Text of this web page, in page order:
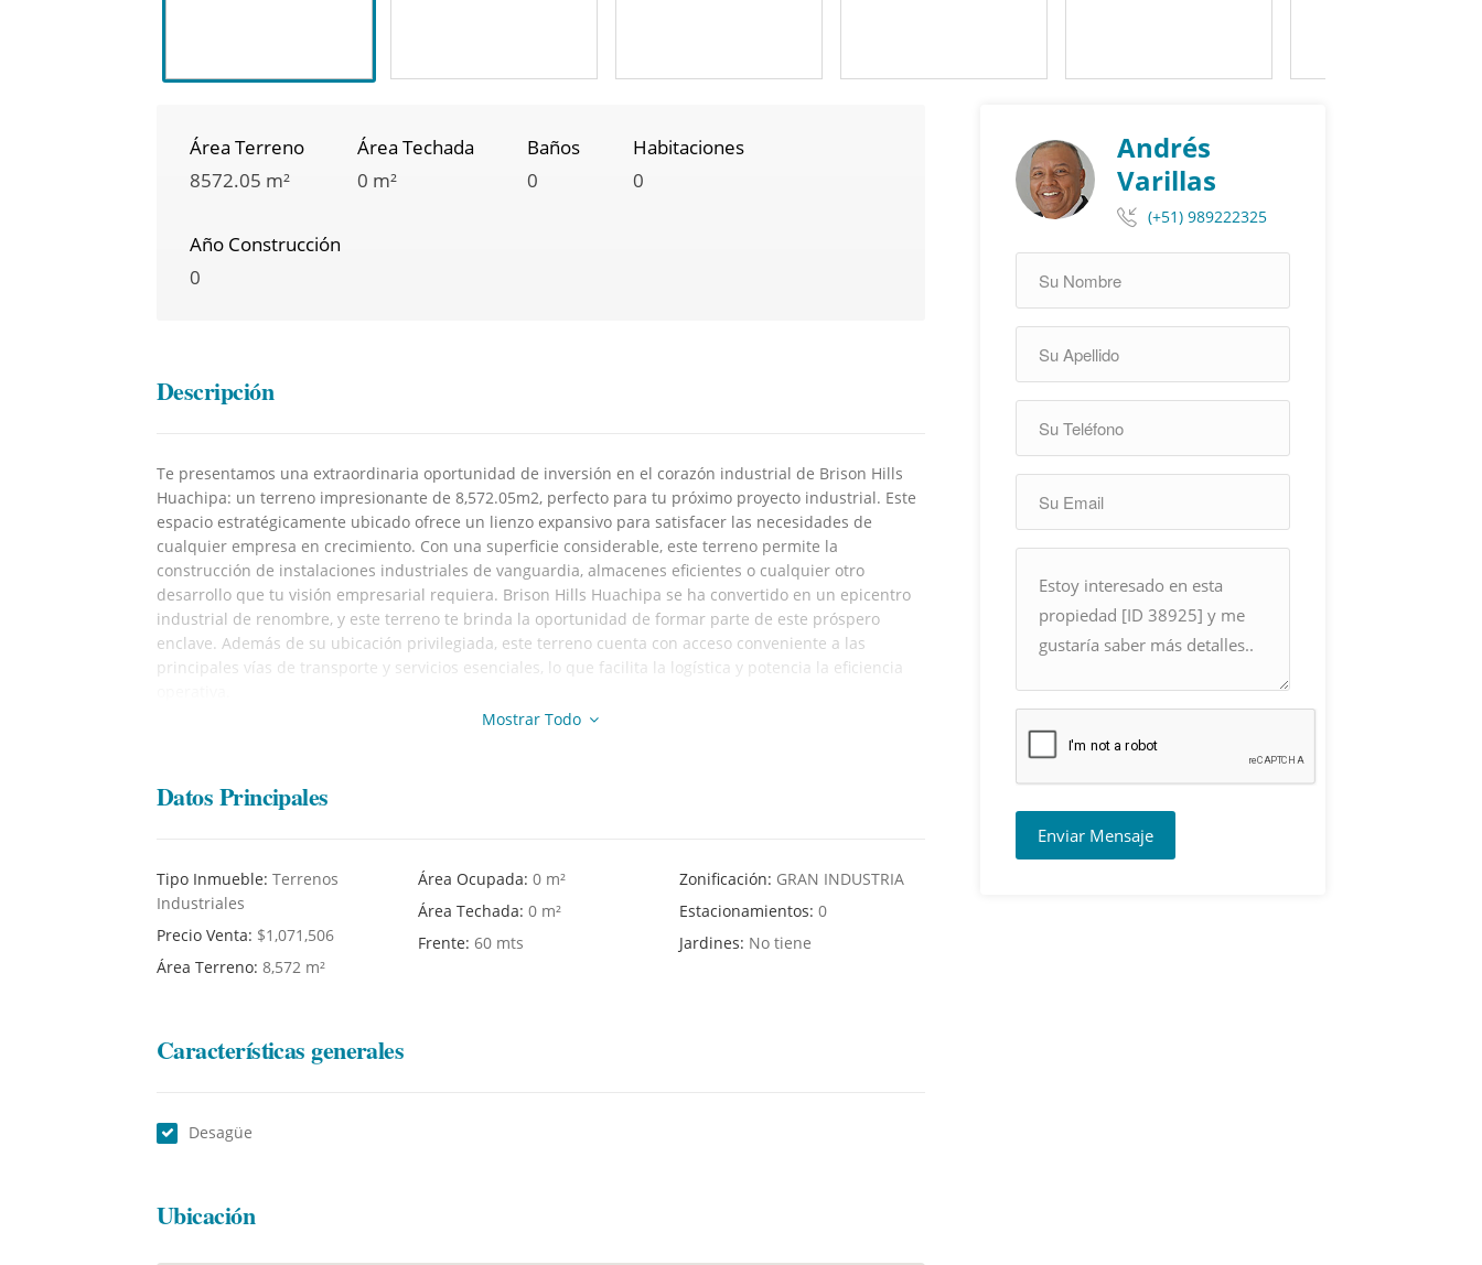
Área Terreno
8572.05 m²
Área Techada
0 m²
Baños
0
Habitaciones
0
Año Construcción
0
Descripción
Te presentamos una extraordinaria oportunidad de inversión en el corazón industrial de Brison Hills
Huachipa: un terreno impresionante de 8,572.05m2, perfecto para tu próximo proyecto industrial. Este
espacio estratégicamente ubicado ofrece un lienzo expansivo para satisfacer las necesidades de
cualquier empresa en crecimiento. Con una superficie considerable, este terreno permite la
construcción de instalaciones industriales de vanguardia, almacenes eficientes o cualquier otro
desarrollo que tu visión empresarial requiera. Brison Hills Huachipa se ha convertido en un epicentro
industrial de renombre, y este terreno te brinda la oportunidad de formar parte de este próspero
enclave. Además de su ubicación privilegiada, este terreno cuenta con acceso conveniente a las
principales vías de transporte y servicios esenciales, lo que facilita la logística y potencia la eficiencia
empresarial. ¡El futuro de tu empresa comienza aquí!
Mostrar Todo
Datos Principales
Tipo Inmueble: Terrenos
Industriales
Precio Venta: $1,071,506
Área Terreno: 8,572 m²
Área Ocupada: 0 m²
Área Techada: 0 m²
Frente: 60 mts
Zonificación: GRAN INDUSTRIA
Estacionamientos: 0
Jardines: No tiene
Características generales
Desagüe
Ubicación
Andrés
Varillas
(+51) 989222325
Enviar Mensaje